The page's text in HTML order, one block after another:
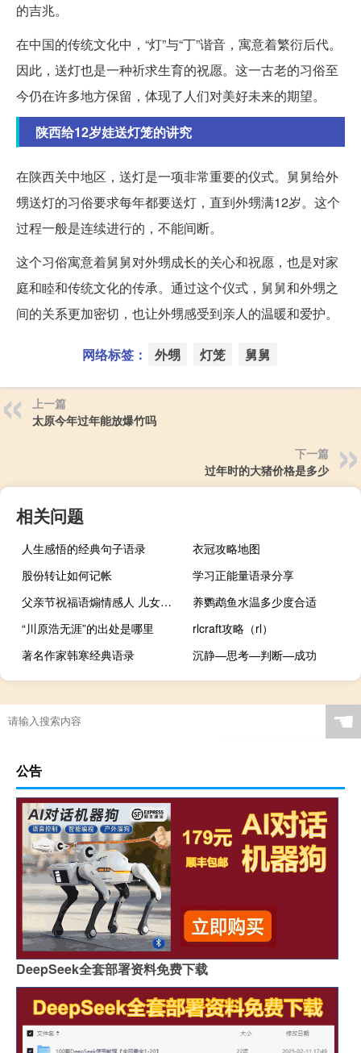
的吉兆。
在中国的传统文化中，“灯”与“丁”谐音，寓意着繁衍后代。
因此，送灯也是一种祈求生育的祝愿。这一古老的习俗至
今仍在许多地方保留，体现了人们对美好未来的期望。
陕西给12岁娃送灯笼的讲究
在陕西关中地区，送灯是一项非常重要的仪式。舅舅给外
甥送灯的习俗要求每年都要送灯，直到外甥满12岁。这个
过程一般是连续进行的，不能间断。
这个习俗寓意着舅舅对外甥成长的关心和祝愿，也是对家
庭和睦和传统文化的传承。通过这个仪式，舅舅和外甥之
间的关系更加密切，也让外甥感受到亲人的温暖和爱护。
网络标签： 外甥 灯笼 舅舅
上一篇
太原今年过年能放爆竹吗
下一篇
过年时的大猪价格是多少
相关问题
人生感悟的经典句子语录
衣冠攻略地图
股份转让如何记帐
学习正能量语录分享
父亲节祝福语煽情感人 儿女给爸爸的父亲节祝福
养鹦鹉鱼水温多少度合适
“川原浩无涯”的出处是哪里
rlcraft攻略（rl）
著名作家韩寒经典语录
沉静—思考—判断—成功
☚
公告
DeepSeek全套部署资料免费下载